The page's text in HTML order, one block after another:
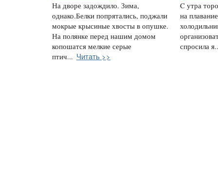
На дворе задождило. Зима,
однако.Белки попрятались, поджали
мокрые крысиные хвосты в опушке.
На полянке перед нашим домом
копошатся мелкие серые
птич... Читать >>
C утра
на
спросила